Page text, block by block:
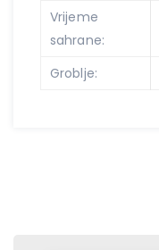
Vrijeme
sahrane:
Groblje: